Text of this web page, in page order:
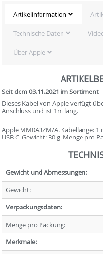
Artikelinformation
Technische Daten
Über Apple
Seit dem 03.11.2021 im Sortiment
Dieses Kabel von Apple verfügt
Anschluss und ist 1m lang.
Apple MM0A3ZM/A. Kabellänge: 1
USB C. Gewicht: 30 g. Menge pro
Gewicht und Abmessungen:
Gewicht:
Verpackungsdaten:
Menge pro Packung:
Merkmale: